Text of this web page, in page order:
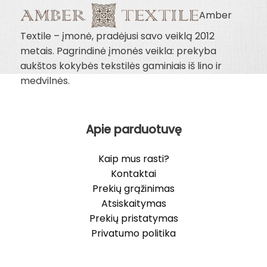
Amber
Textile – įmonė, pradėjusi savo veiklą 2012
metais. Pagrindinė įmonės veikla: prekyba
aukštos kokybės tekstilės gaminiais iš lino ir
medvilnės.
Apie parduotuvę
Kaip mus rasti?
Kontaktai
Prekių grąžinimas
Atsiskaitymas
Prekių pristatymas
Privatumo politika